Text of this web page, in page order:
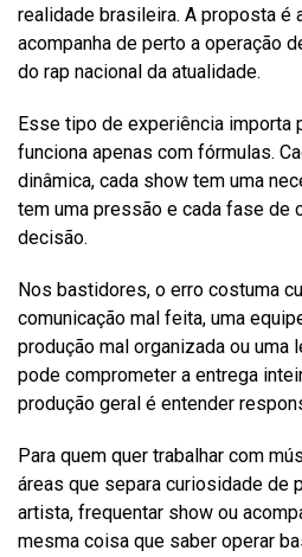
realidade brasileira. A proposta é
acompanha de perto a operação
do rap nacional da atualidade.
Esse tipo de experiência importa
funciona apenas com fórmulas.
dinâmica, cada show tem uma
tem uma pressão e cada fase de
decisão.
Nos bastidores, o erro costuma
comunicação mal feita, uma
produção mal organizada ou uma
pode comprometer a entrega
produção geral é entender
Para quem quer trabalhar com
áreas que separa curiosidade de
artista, frequentar show ou
mesma coisa que saber operar